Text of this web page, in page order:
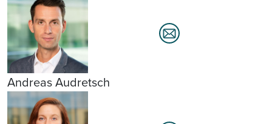
Andreas Audretsch